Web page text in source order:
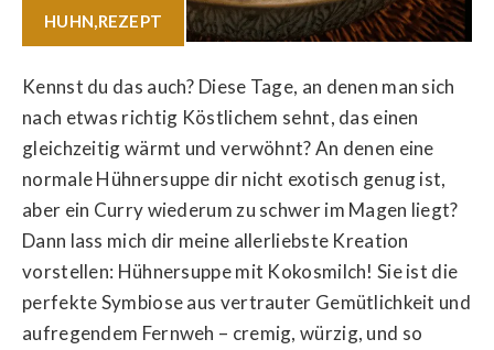
HUHN,REZEPT
Kennst du das auch? Diese Tage, an denen man sich
nach etwas richtig Köstlichem sehnt, das einen
gleichzeitig wärmt und verwöhnt? An denen eine
normale Hühnersuppe dir nicht exotisch genug ist,
aber ein Curry wiederum zu schwer im Magen liegt?
Dann lass mich dir meine allerliebste Kreation
vorstellen: Hühnersuppe mit Kokosmilch! Sie ist die
perfekte Symbiose aus vertrauter Gemütlichkeit und
aufregendem Fernweh – cremig, würzig, und so